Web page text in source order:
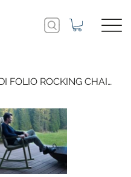
FAUTEUIL À BASCULE NARDI FOLIO ROCKING CHAIRE